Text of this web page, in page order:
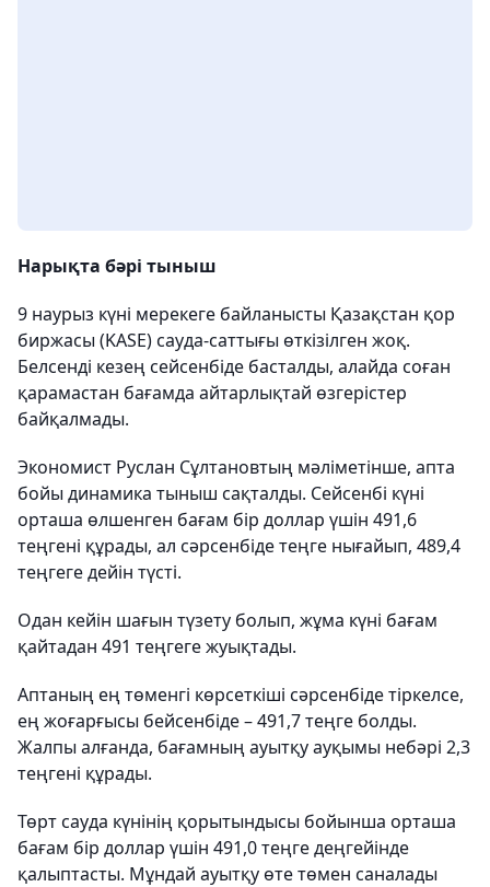
Нарықта бәрі тыныш
9 наурыз күні мерекеге байланысты Қазақстан қор
биржасы (KASE) сауда-саттығы өткізілген жоқ.
Белсенді кезең сейсенбіде басталды, алайда соған
қарамастан бағамда айтарлықтай өзгерістер
байқалмады.
Экономист Руслан Сұлтановтың мәліметінше, апта
бойы динамика тыныш сақталды. Сейсенбі күні
орташа өлшенген бағам бір доллар үшін 491,6
теңгені құрады, ал сәрсенбіде теңге нығайып, 489,4
теңгеге дейін түсті.
Одан кейін шағын түзету болып, жұма күні бағам
қайтадан 491 теңгеге жуықтады.
Аптаның ең төменгі көрсеткіші сәрсенбіде тіркелсе,
ең жоғарғысы бейсенбіде – 491,7 теңге болды.
Жалпы алғанда, бағамның ауытқу ауқымы небәрі 2,3
теңгені құрады.
Төрт сауда күнінің қорытындысы бойынша орташа
бағам бір доллар үшін 491,0 теңге деңгейінде
қалыптасты. Мұндай ауытқу өте төмен саналады